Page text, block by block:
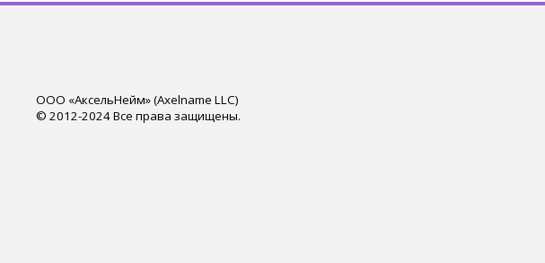
ООО «АксельНейм» (Axelname LLC)
© 2012-2024 Все права защищены.